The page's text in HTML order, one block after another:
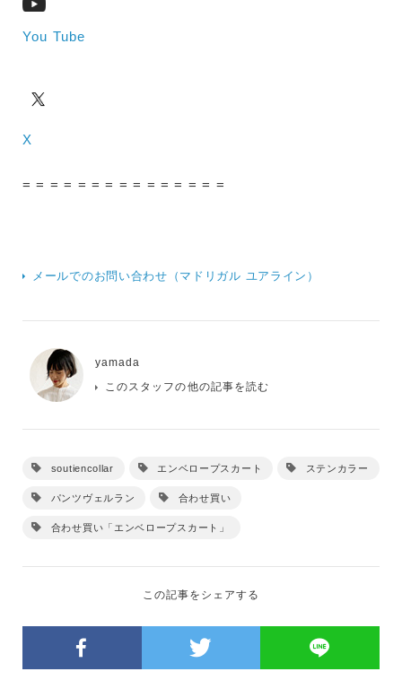
You Tube
X
= = = = = = = = = = = = = = =
メールでのお問い合わせ（マドリガル ユアライン）
yamada
このスタッフの他の記事を読む
soutiencollar エンベロープスカート ステンカラー
パンツヴェルラン 合わせ買い
合わせ買い「エンベロープスカート」
この記事をシェアする